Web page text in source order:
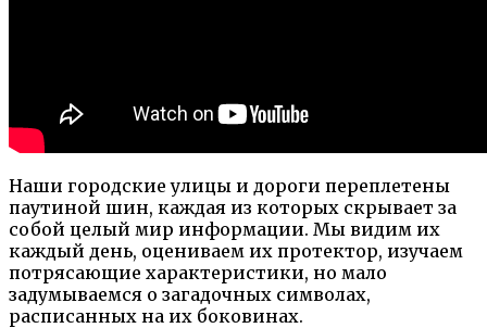
Наши городские улицы и дороги переплетены
паутиной шин, каждая из которых скрывает за
собой целый мир информации. Мы видим их
каждый день, оцениваем их протектор, изучаем
потрясающие характеристики, но мало
задумываемся о загадочных символах,
расписанных на их боковинах.